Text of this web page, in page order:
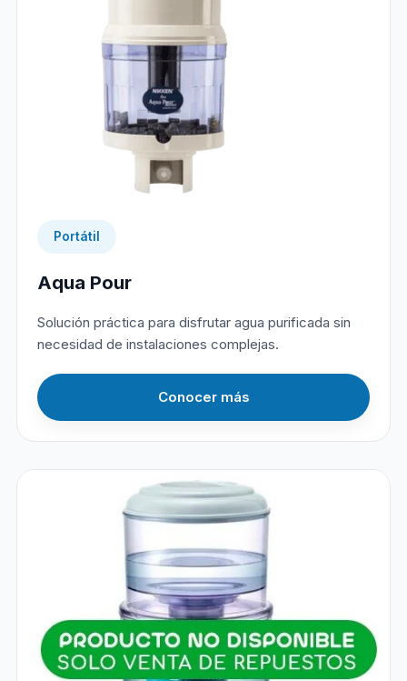
Portátil
Aqua Pour
Solución práctica para disfrutar agua purificada sin
necesidad de instalaciones complejas.
Conocer más